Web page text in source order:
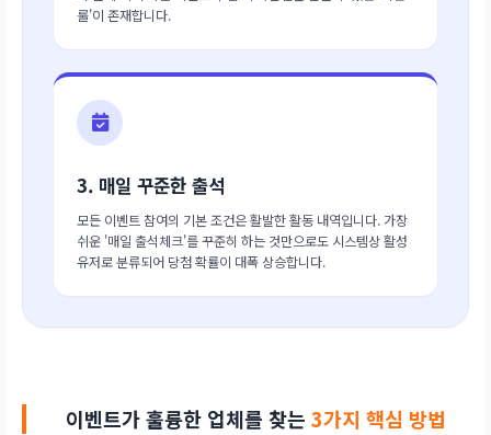
룰'이 존재합니다.
3. 매일 꾸준한 출석
모든 이벤트 참여의 기본 조건은 활발한 활동 내역입니다. 가장
쉬운 '매일 출석체크'를 꾸준히 하는 것만으로도 시스템상 활성
유저로 분류되어 당첨 확률이 대폭 상승합니다.
이벤트가 훌륭한 업체를 찾는 3가지 핵심 방법